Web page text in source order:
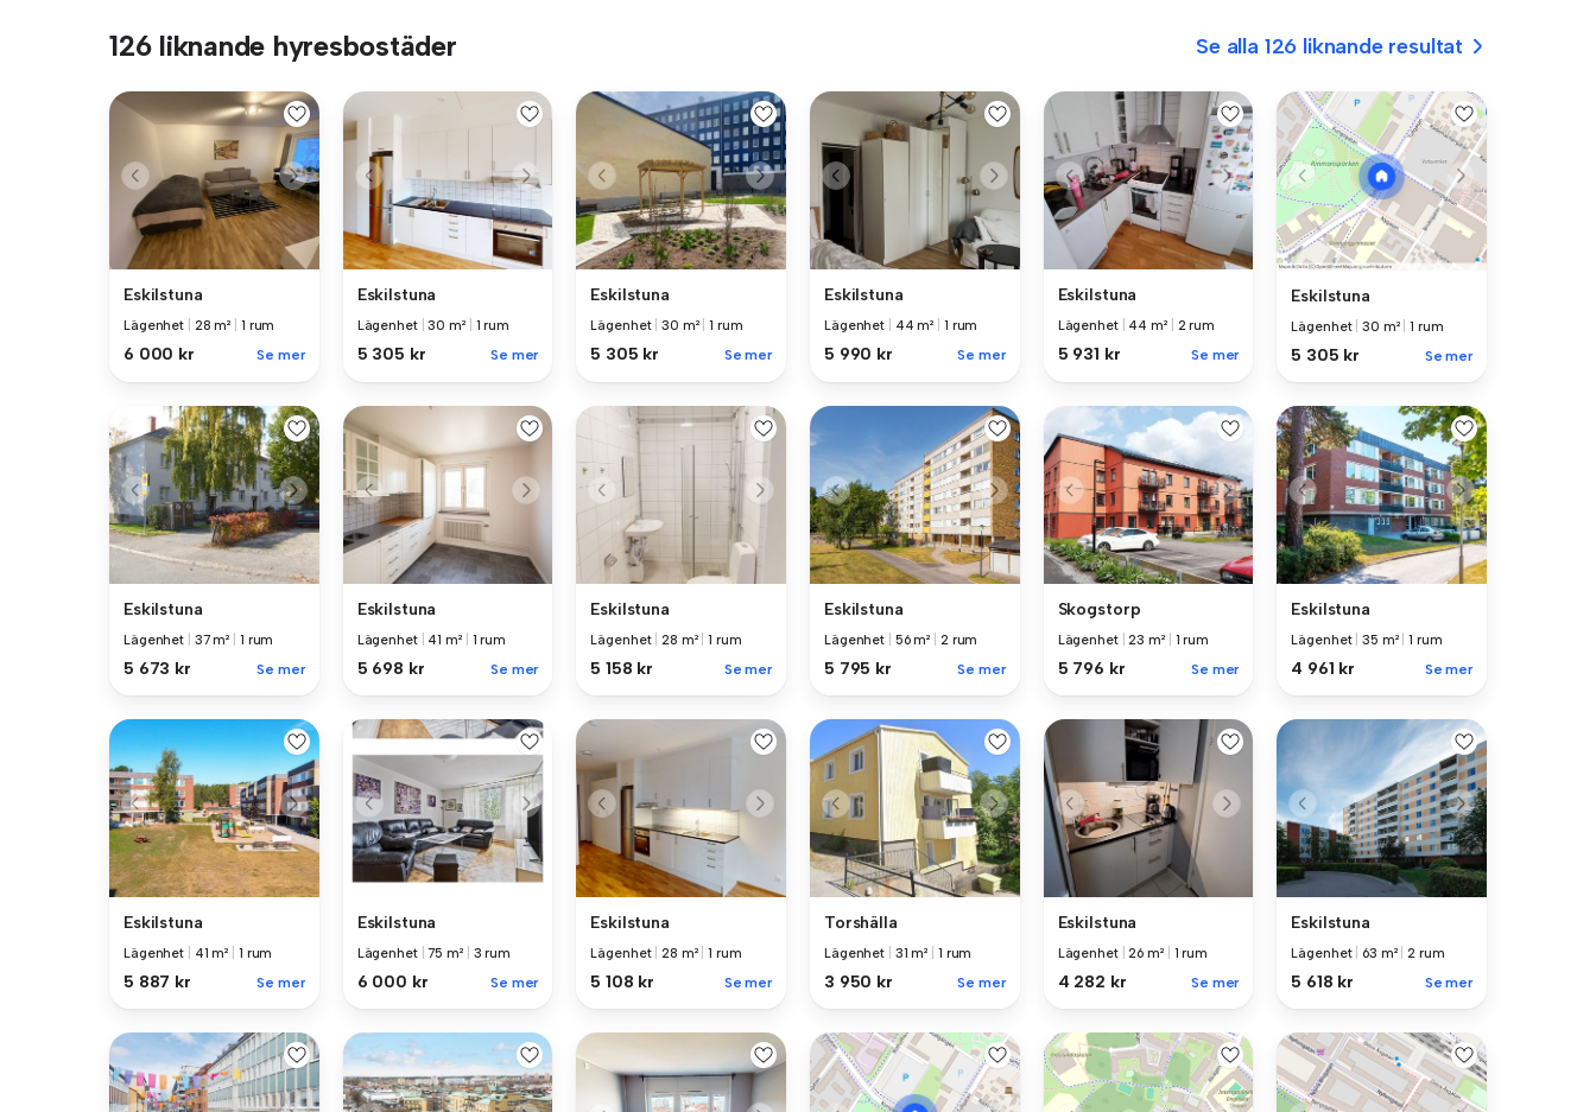
126 liknande hyresbostäder Se alla 126 liknande resultat
Eskilstuna
Lägenhet 28 m² 1 rum
6 000 kr Se mer
Eskilstuna
Lägenhet |30 m² 1 rum
5 305 kr Se mer
Eskilstuna
Lägenhet |30 m² |1 rum
5 305 kr Se mer
Eskilstuna
Lägenhet 44 m² 1 rum
5 990 kr Se mer
Eskilstuna
Lägenhet 44 m² 2 rum
5 931 kr Se mer
Eskilstuna
Lägenhet |30 m² |1 rum
5 305 kr Se mer
Eskilstuna
Lägenhet 37 m² 1 rum
5 673 kr Se mer
Eskilstuna
Lägenhet 41 m² 1 rum
5 698 kr Se mer
Eskilstuna
Lägenhet |28 m² |1 rum
5 158 kr Se mer
Eskilstuna
Lägenhet 56 m² 2 rum
5 795 kr Se mer
Skogstorp
Lägenhet |23 m² 1 rum
5 796 kr Se mer
Eskilstuna
Lägenhet |35 m² |1 rum
4 961 kr Se mer
Eskilstuna
Lägenhet 41 m² 1 rum
5 887 kr Se mer
Eskilstuna
Lägenhet |75 m² 3 rum
6 000 kr Se mer
Eskilstuna
Lägenhet |28 m² |1 rum
5 108 kr Se mer
Torshälla
Lägenhet 31 m² 1 rum
3 950 kr Se mer
Eskilstuna
Lägenhet |26 m² 1 rum
4 282 kr Se mer
Eskilstuna
Lägenhet 63 m² |2 rum
5 618 kr Se mer